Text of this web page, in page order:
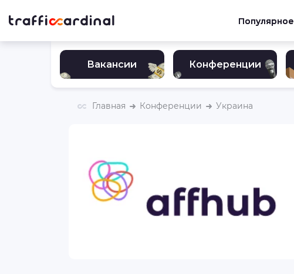
Популярное
Вакансии Конференции
Главная Конференции Украина